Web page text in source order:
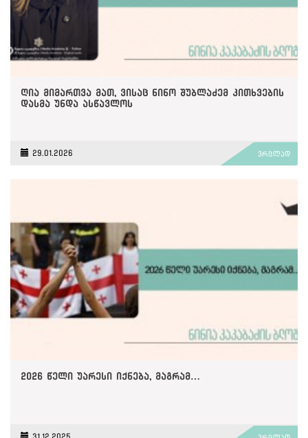
ღია მიმართვა მათ, ვისაც ნინო შუბლაძემ კითხვების
დასმა უნდა ასწავლოს
29.01.2026 ვრცლად
2026 წელი უარესი იქნება, მაგრამ…
31.12.2025